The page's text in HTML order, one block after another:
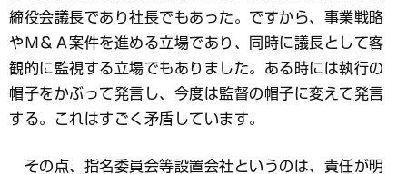
締役会議長であり社長でもあった。ですから、事業戦略
やＭ＆Ａ案件を進める立場であり、同時に議長として客
観的に監視する立場でもありました。ある時には執行の
帽子をかぶって発言し、今度は監督の帽子に変えて発言
する。これはすごく矛盾しています。
その点、指名委員会等設置会社というのは、責任が明